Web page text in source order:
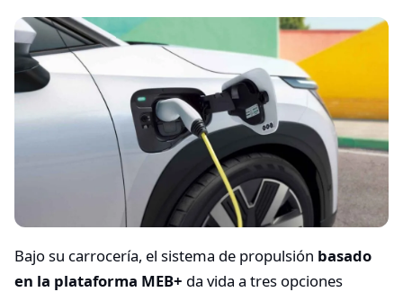
Bajo su carrocería, el sistema de propulsión basado
en la plataforma MEB+ da vida a tres opciones